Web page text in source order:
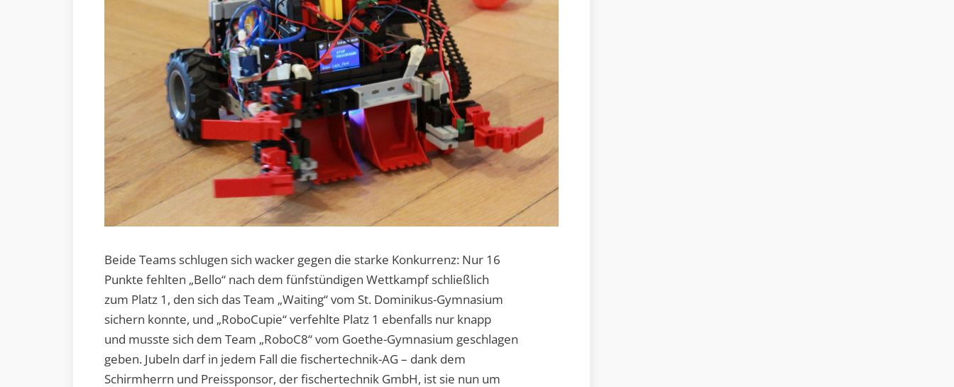
Beide Teams schlugen sich wacker gegen die starke Konkurrenz: Nur 16
Punkte fehlten „Bello“ nach dem fünfstündigen Wettkampf schließlich
zum Platz 1, den sich das Team „Waiting“ vom St. Dominikus-Gymnasium
sichern konnte, und „RoboCupie“ verfehlte Platz 1 ebenfalls nur knapp
und musste sich dem Team „RoboC8“ vom Goethe-Gymnasium geschlagen
geben. Jubeln darf in jedem Fall die fischertechnik-AG – dank dem
Schirmherrn und Preissponsor, der fischertechnik GmbH, ist sie nun um